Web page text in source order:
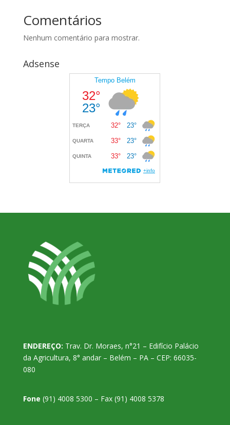
Comentários
Nenhum comentário para mostrar.
Adsense
ENDEREÇO: Trav. Dr. Moraes, n°21 – Edifício Palácio
da Agricultura, 8° andar – Belém – PA – CEP: 66035-
080
Fone (91) 4008 5300 – Fax (91) 4008 5378